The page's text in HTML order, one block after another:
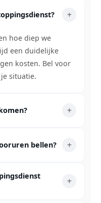
hoe diep we
een duidelijke
kosten. Bel voor
situatie.
bellen?